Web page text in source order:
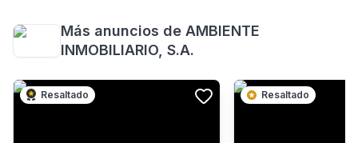
Más anuncios de AMBIENTE
INMOBILIARIO, S.A.
Resaltado Resaltado